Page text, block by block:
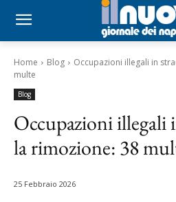
Home Blog
Occupazioni illegali in
multe
Blog
Occupazioni illegali
la rimozione: 38
25 Febbraio 2026